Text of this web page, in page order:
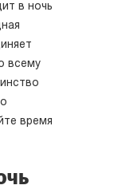
в ночь
всему
время